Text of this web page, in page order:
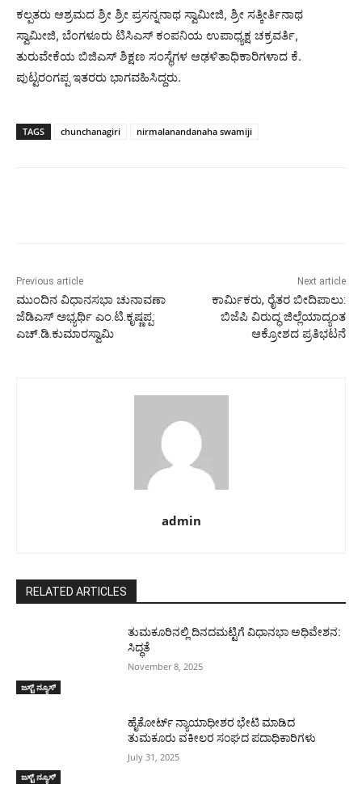
ಕಲ್ಪತರು ಆಶ್ರಮದ ಶ್ರೀ ಶ್ರೀ ಪ್ರಸನ್ನನಾಥ ಸ್ವಾಮೀಜಿ, ಶ್ರೀ ಸತ್ಕೀರ್ತಿನಾಥ
ಸ್ವಾಮೀಜಿ, ಬೆಂಗಳೂರು ಟಿಸಿಎಸ್ ಕಂಪನಿಯ ಉಪಾಧ್ಯಕ್ಷ ಚಕ್ರವರ್ತಿ,
ತುರುವೇಕೆಯ ಬಿಜಿಎಸ್ ಶಿಕ್ಷಣ ಸಂಸ್ಥೆಗಳ ಆಢಳಿತಾಧಿಕಾರಿಗಳಾದ ಕೆ.
ಪುಟ್ಟರಂಗಪ್ಪ ಇತರರು ಭಾಗವಹಿಸಿದ್ದರು.
TAGS chunchanagiri nirmalanandanaha swamiji
Previous article
ಮುಂದಿನ ವಿಧಾನಸಭಾ ಚುನಾವಣಾ
ಜೆಡಿಎಸ್ ಅಭ್ಯರ್ಥಿ ಎಂ.ಟಿ.ಕೃಷ್ಣಪ್ಪ:
ಎಚ್.ಡಿ.ಕುಮಾರಸ್ವಾಮಿ
Next article
ಕಾರ್ಮಿಕರು, ರೈತರ ಬೀದಿಪಾಲು:
ಬಿಜೆಪಿ ವಿರುದ್ಧ ಜಿಲ್ಲೆಯಾದ್ಯಂತ
ಆಕ್ರೋಶದ ಪ್ರತಿಭಟನೆ
admin
RELATED ARTICLES
ಜಸ್ಟ್ ನ್ಯೂಸ್
ತುಮಕೂರಿನಲ್ಲಿ ದಿನದಮಟ್ಟಿಗೆ ವಿಧಾನಭಾ ಅಧಿವೇಶನ:
ಸಿದ್ಧತೆ
November 8, 2025
ಜಸ್ಟ್ ನ್ಯೂಸ್
ಹೈಕೋರ್ಟ್ ನ್ಯಾಯಾಧೀಶರ ಭೇಟಿ ಮಾಡಿದ
ತುಮಕೂರು ವಕೀಲರ ಸಂಘದ ಪದಾಧಿಕಾರಿಗಳು
July 31, 2025